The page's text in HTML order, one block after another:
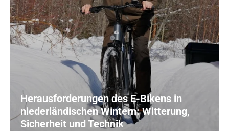
Herausforderungen des E-Bikens in
niederländischen Wintern: Witterung,
Sicherheit und Technik